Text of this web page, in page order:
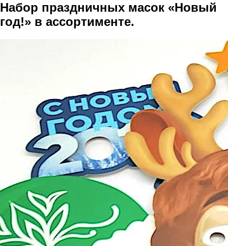
Набор праздничных масок «Новый
год!» в ассортименте.